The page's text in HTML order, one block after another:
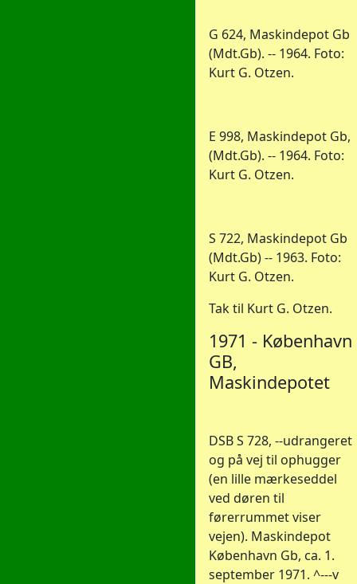
G 624, Maskindepot Gb
(Mdt.Gb). -- 1964. Foto:
Kurt G. Otzen.
E 998, Maskindepot Gb,
(Mdt.Gb). -- 1964. Foto:
Kurt G. Otzen.
S 722, Maskindepot Gb
(Mdt.Gb) -- 1963. Foto:
Kurt G. Otzen.
Tak til Kurt G. Otzen.
1971 - København
GB,
Maskindepotet
DSB S 728, --udrangeret
og på vej til ophugger
(en lille mærkeseddel
ved døren til
førerrummet viser
vejen). Maskindepot
København Gb, ca. 1.
september 1971. ^---v